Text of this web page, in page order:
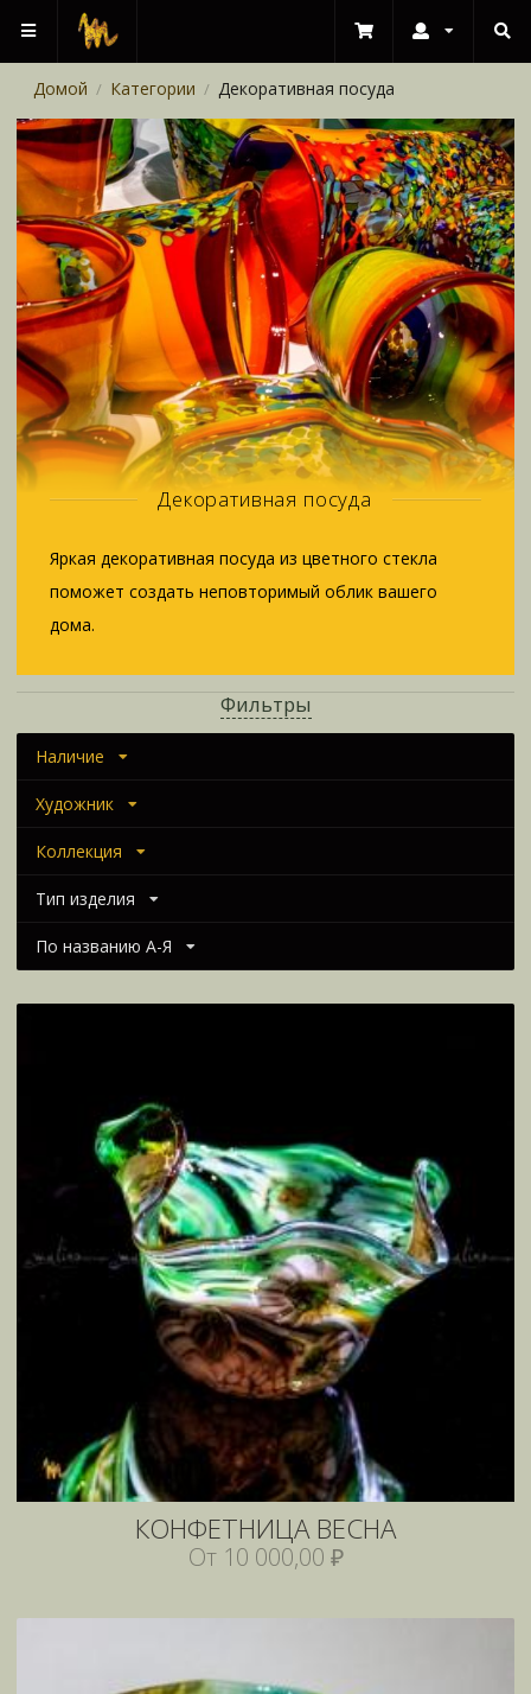
Домой / Категории / Декоративная посуда
Декоративная посуда
Яркая декоративная посуда из цветного стекла
поможет создать неповторимый облик вашего
дома.
Фильтры
Наличие
Художник
Коллекция
Тип изделия
По названию А-Я
КОНФЕТНИЦА ВЕСНА
От 10 000,00 ₽